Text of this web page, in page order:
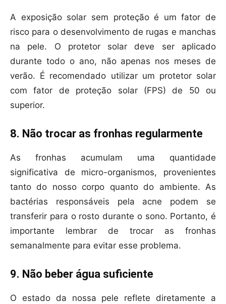
A exposição solar sem proteção é um fator de
risco para o desenvolvimento de rugas e manchas
na pele. O protetor solar deve ser aplicado
durante todo o ano, não apenas nos meses de
verão. É recomendado utilizar um protetor solar
com fator de proteção solar (FPS) de 50 ou
superior.
8. Não trocar as fronhas regularmente
As fronhas acumulam uma quantidade
significativa de micro-organismos, provenientes
tanto do nosso corpo quanto do ambiente. As
bactérias responsáveis pela acne podem se
transferir para o rosto durante o sono. Portanto, é
importante lembrar de trocar as fronhas
semanalmente para evitar esse problema.
9. Não beber água suficiente
O estado da nossa pele reflete diretamente a